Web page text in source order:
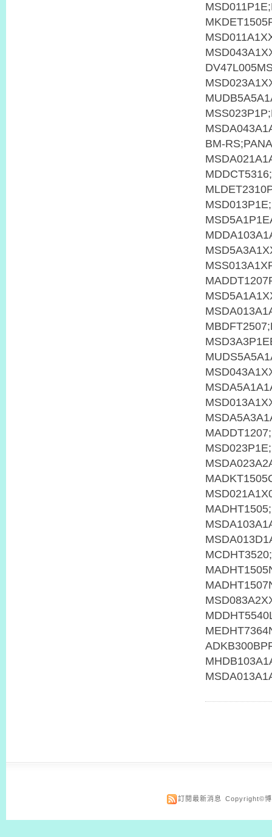
BM-
訂閱最新消息 Copyright©